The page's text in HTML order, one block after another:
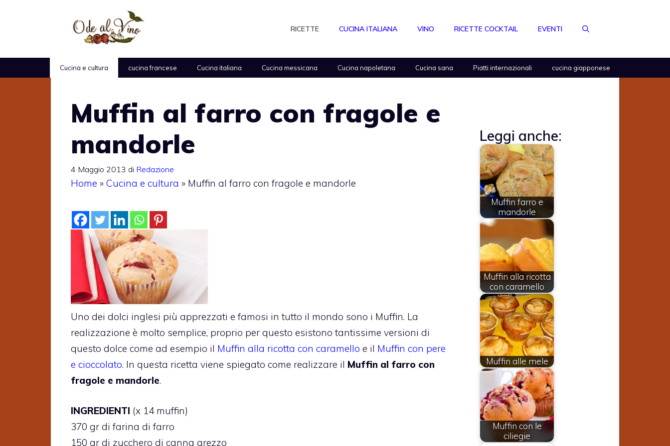
RICETTE CUCINA ITALIANA VINO RICETTE COCKTAIL EVENTI
Cucina e cultura cucina francese Cucina italiana Cucina messicana Cucina napoletana Cucina sana Piatti internazionali cucina giapponese
Muffin al farro con fragole e
mandorle
4 Maggio 2013 di Redazione
Home » Cucina e cultura » Muffin al farro con fragole e mandorle
Uno dei dolci inglesi più apprezzati e famosi in tutto il mondo sono i Muffin. La
realizzazione è molto semplice, proprio per questo esistono tantissime versioni di
questo dolce come ad esempio il Muffin alla ricotta con caramello e il Muffin con pere
e cioccolato. In questa ricetta viene spiegato come realizzare il Muffin al farro con
fragole e mandorle.
INGREDIENTI (x 14 muffin)
370 gr di farina di farro
150 gr di zucchero di canna grezzo
Leggi anche:
Muffin farro e
mandorle
Muffin alla ricotta
con caramello
Muffin alle mele
Muffin con le
ciliegie